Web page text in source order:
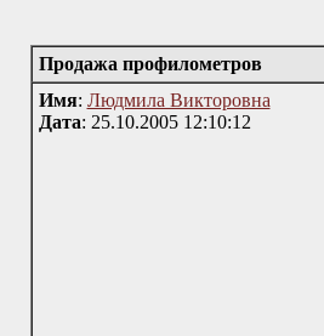
Продажа профилометров
Имя: Людмила Викторовна
Дата: 25.10.2005 12:10:12